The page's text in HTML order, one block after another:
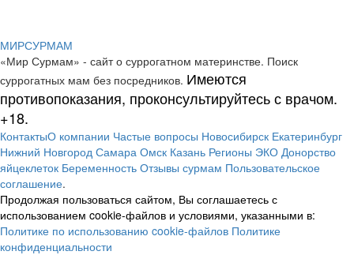
МИРСУРМАМ
«Мир Сурмам» - сайт о суррогатном материнстве. Поиск
суррогатных мам без посредников. Имеются
противопоказания, проконсультируйтесь с врачом.
+18.
КонтактыО компании Частые вопросы Новосибирск Екатеринбург
Нижний Новгород Самара Омск Казань Регионы ЭКО Донорство
яйцеклеток Беременность Отзывы сурмам Пользовательское
соглашение.
Продолжая пользоваться сайтом, Вы соглашаетесь с
использованием cookie-файлов и условиями, указанными в:
Политике по использованию cookie-файлов Политике
конфиденциальности